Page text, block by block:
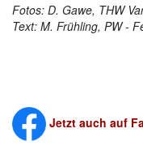
Fotos: D. Gawe, THW
Text: M. Frühling, PW -
Jetzt auch auf